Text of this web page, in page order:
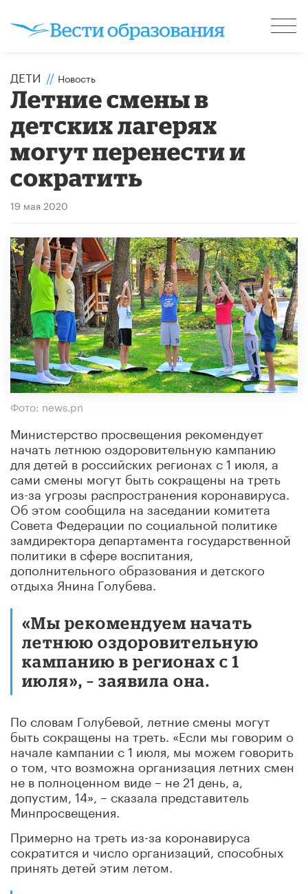
ДЕТИ // Новость
Летние смены в
детских лагерях
могут перенести и
сократить
19 мая 2020
Фото: news.pn
Министерство просвещения рекомендует
начать летнюю оздоровительную кампанию
для детей в российских регионах с 1 июля, а
сами смены могут быть сокращены на треть
из-за угрозы распространения коронавируса.
Об этом сообщила на заседании комитета
Совета Федерации по социальной политике
замдиректора департамента государственной
политики в сфере воспитания,
дополнительного образования и детского
отдыха Янина Голубева.
«Мы рекомендуем начать
летнюю оздоровительную
кампанию в регионах с 1
июля», – заявила она.
По словам Голубевой, летние смены могут
быть сокращены на треть. «Если мы говорим о
начале кампании с 1 июля, мы можем говорить
о том, что возможна организация летних смен
не в полноценном виде – не 21 день, а,
допустим, 14», – сказала представитель
Минпросвещения.
Примерно на треть из-за коронавируса
сократится и число организаций, способных
принять детей этим летом.